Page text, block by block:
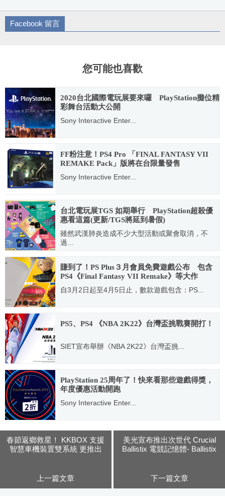
Facebook 留言
您可能也喜歡
2020台北國際電玩展要來囉 PlayStation攤位精
彩舞台活動大公開
Sony Interactive Enter...
FF粉注意！PS4 Pro 「FINAL FANTASY VII
REMAKE Pack」版將在台限量發售
Sony Interactive Enter...
2020.03.25
台北電玩展TGS 如期舉行 PlayStation超殺優
惠看這篇(更新/TGS將延到暑假)
雖然武漢肺炎造成不少大型活動或聚會取消，不
過...
2020.01.31
賺到了！PS Plus３月會員免費遊戲公布 包含
PS4《Final Fantasy VII Remake》等大作
自3月2日起至4月5日止，數款遊戲包含：PS...
2021.02.27
PS5、PS4 《NBA 2K22》台灣盃挑戰賽開打！
SIET宣布舉辦《NBA 2K22》台灣盃挑...
2021.11.19
PlayStation 25周年了！快來看那些遊戲得獎，
年度優惠活動開跑
Sony Interactive Enter...
春節返鄉救星！ KKBOX 支援
智慧車機裝置雙系統 更推出
上一篇文章
美光宣布推出次世代 Crucial
Ballistix 電競記憶體- Ballistix
下一篇文章